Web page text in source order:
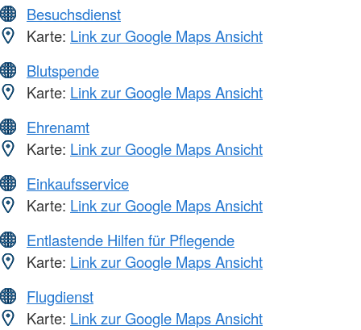
Besuchsdienst
Karte: Link zur Google Maps Ansicht
Blutspende
Karte: Link zur Google Maps Ansicht
Ehrenamt
Karte: Link zur Google Maps Ansicht
Einkaufsservice
Karte: Link zur Google Maps Ansicht
Entlastende Hilfen für Pflegende
Karte: Link zur Google Maps Ansicht
Flugdienst
Karte: Link zur Google Maps Ansicht